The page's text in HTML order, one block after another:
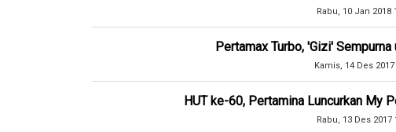
Rabu, 10 Jan 2018
Pertamax Turbo, 'Gizi'
Kamis, 14 Des 2017
HUT ke-60, Pertamina Luncurkan My
Rabu, 13 Des 2017